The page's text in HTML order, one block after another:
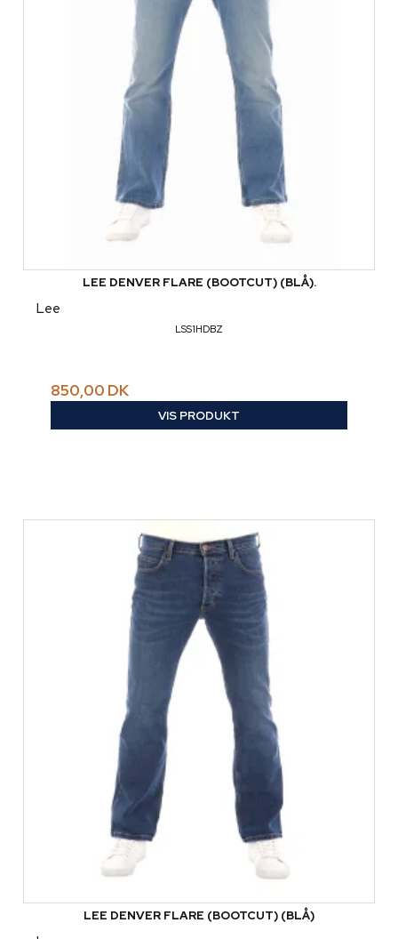
LEE DENVER FLARE (BOOTCUT) (BLÅ).
Lee
LSS1HDBZ
850,00 DK
VIS PRODUKT
LEE DENVER FLARE (BOOTCUT) (BLÅ)